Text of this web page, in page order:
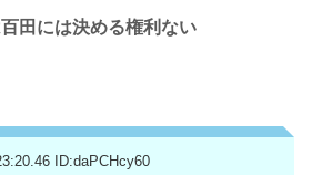
田には決める権利ない
ID:daPCHcy60